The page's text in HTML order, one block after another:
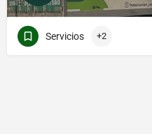
Servicios +2